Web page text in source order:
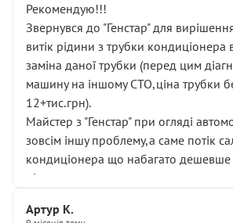
Рекомендую!!!
Звернувся до "Генстар" для
витік рідини з трубки кондиціонера
заміна даної трубки (перед цим
машину на іншому СТО,ціна трубки
12+тис.грн).
Майстер з "Генстар" при огляді
зовсім іншу проблему,а саме потік
кондиціонера що набагато
підсумку.
Артур К.